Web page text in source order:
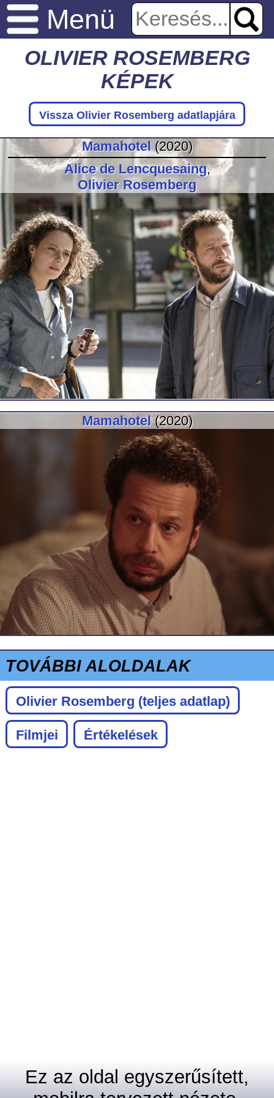
Menü
OLIVIER ROSEMBERG
KÉPEK
Vissza Olivier Rosemberg adatlapjára
Mamahotel(2020)
Alice de Lencquesaing,
Olivier Rosemberg
Mamahotel(2020)
TOVÁBBI ALOLDALAK
Olivier Rosemberg (teljes adatlap)
Filmjei Értékelések
Ez az oldal egyszerűsített,